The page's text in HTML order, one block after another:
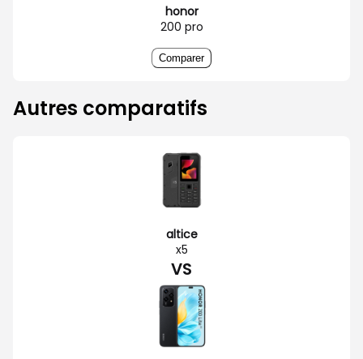
honor
200 pro
Comparer
Autres comparatifs
altice
x5
VS